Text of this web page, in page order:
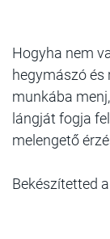
Hogyha nem
hegymászó és
munkába
lángját fogja
melengető
Bekészítetted